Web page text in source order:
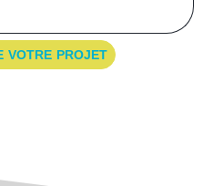
VOTRE PROJET